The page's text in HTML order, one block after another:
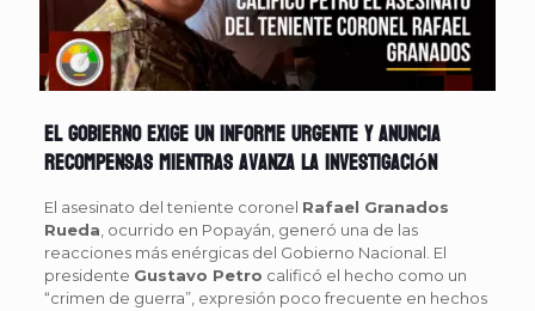
El Gobierno exige un informe urgente y anuncia
recompensas mientras avanza la investigación
El asesinato del teniente coronel Rafael Granados
Rueda , ocurrido en Popayán, generó una de las
reacciones más enérgicas del Gobierno Nacional. El
presidente Gustavo Petro calificó el hecho como un
“crimen de guerra”, expresión poco frecuente en hechos